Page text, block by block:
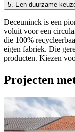
5. Een duurzame
Deceuninck is een
voluit voor een
die 100%
eigen fabriek. Die
producten. Kiezen
Projecten